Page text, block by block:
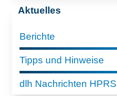
Aktuelles
Berichte
Tipps und Hinweise
dlh Nachrichten HPRS